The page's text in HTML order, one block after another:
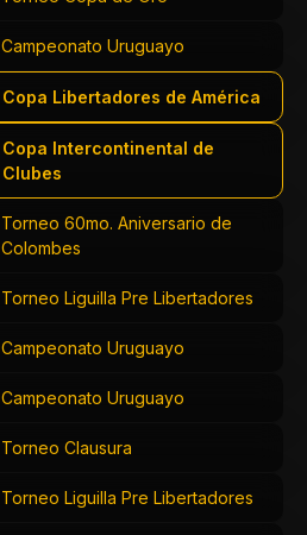
Campeonato Uruguayo
Copa Libertadores de América
Copa Intercontinental de
Clubes
Torneo 60mo. Aniversario de
Colombes
Torneo Liguilla Pre Libertadores
Campeonato Uruguayo
Campeonato Uruguayo
Torneo Clausura
Torneo Liguilla Pre Libertadores